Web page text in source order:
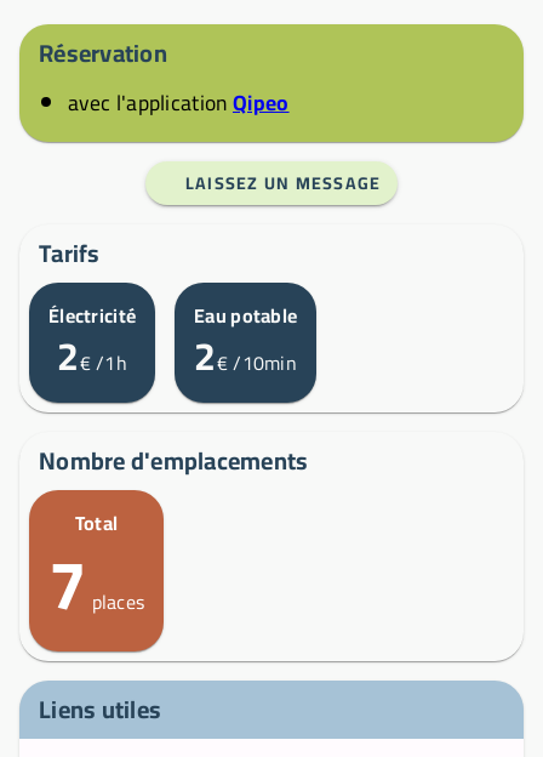
Réservation
avec l'applicationQipeo
LAISSEZ UN MESSAGE
Tarifs
Électricité
2€/1h
Eau potable
2€/10min
Nombre d'emplacements
Total
7 places
Liens utiles